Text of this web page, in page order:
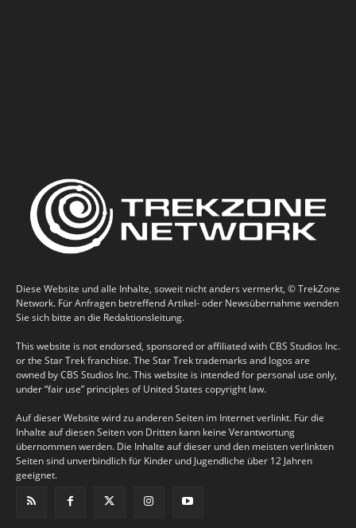
Diese Website und alle Inhalte, soweit nicht anders vermerkt, © TrekZone
Network. Für Anfragen betreffend Artikel- oder Newsübernahme wenden
Sie sich bitte an die Redaktionsleitung.
This website is not endorsed, sponsored or affiliated with CBS Studios Inc.
or the Star Trek franchise. The Star Trek trademarks and logos are
owned by CBS Studios Inc. This website is intended for personal use only,
under “fair use” principles of United States copyright law.
Auf dieser Website wird zu anderen Seiten im Internet verlinkt. Für die
Inhalte auf diesen Seiten von Dritten kann keine Verantwortung
übernommen werden. Die Inhalte auf dieser und den meisten verlinkten
Seiten sind unverbindlich für Kinder und Jugendliche über 12 Jahren
geeignet.